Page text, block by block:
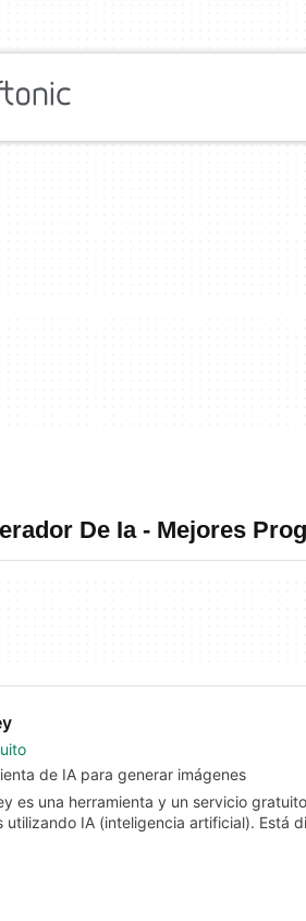
De Ia - Mejores
de IA para generar imágenes
es una herramienta y un servicio
utilizando IA (inteligencia artificial). Está